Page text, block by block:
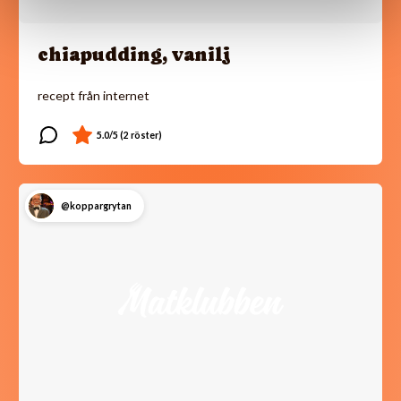
chiapudding, vanilj
recept från internet
@koppargrytan